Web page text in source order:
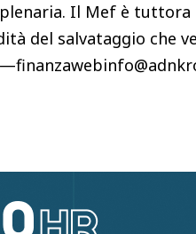
Il Mef è
del salvataggio che